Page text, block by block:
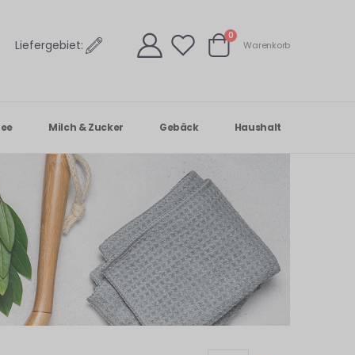
Liefergebiet: Warenkorb
0Artikel
Warenkorb
Milch & Zucker Gebäck Haushalt